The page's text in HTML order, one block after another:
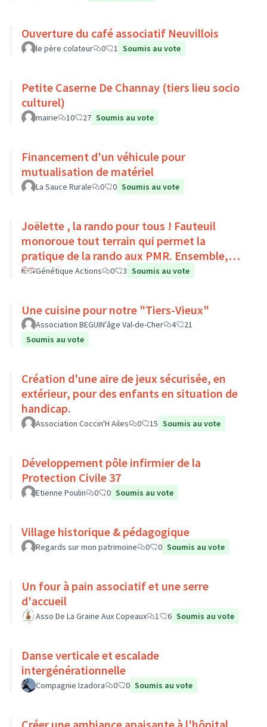
Ouverture du café associatif Neuvillois
le père colateur 0 1 Soumis au vote
Petite Caserne De Channay (tiers lieu socio
culturel)
mairie 10 27 Soumis au vote
Financement d'un véhicule pour
mutualisation de matériel
La Sauce Rurale 0 0 Soumis au vote
Joëlette , la rando pour tous ! Fauteuil
monoroue tout terrain qui permet la
pratique de la rando aux PMR. Ensemble,
faisons du sport :)
Génétique Actions 0 3 Soumis au vote
Une cuisine pour notre "Tiers-Vieux"
Association BEGUIN'âge Val-de-Cher 4
21
Soumis au vote
Création d'une aire de jeux sécurisée, en
extérieur, pour des enfants en situation de
handicap.
Association Coccin'H Ailes 0 15 Soumis au vote
Développement pôle infirmier de la
Protection Civile 37
Etienne Poulin 0 0 Soumis au vote
Village historique & pédagogique
Regards sur mon patrimoine 0 0 Soumis au vote
Un four à pain associatif et une serre
d'accueil
Asso De La Graine Aux Copeaux 1 6 Soumis au vote
Danse verticale et escalade
intergénérationnelle
Compagnie Izadora 0 0 Soumis au vote